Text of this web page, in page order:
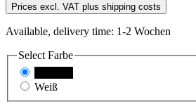
Prices excl. VAT plus shipping costs
Available, delivery time: 1-2 Wochen
Select Farbe
Weiß